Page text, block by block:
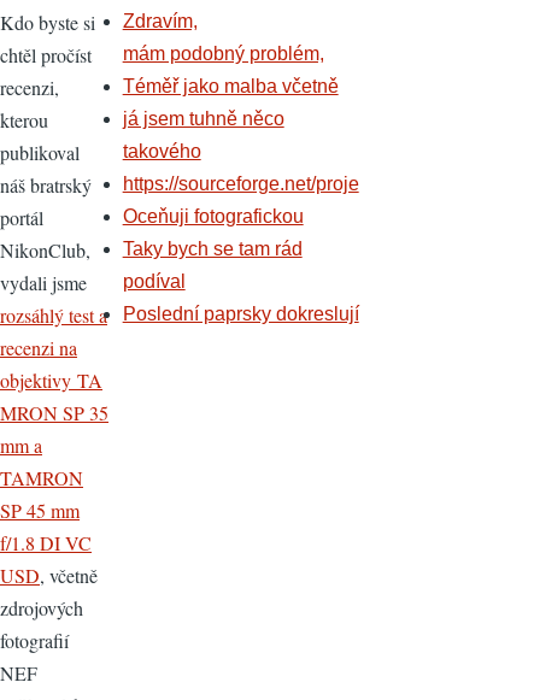
Kdo byste si
chtěl pročíst
recenzi,
kterou
publikoval
náš bratrský
portál
NikonClub,
vydali jsme
rozsáhlý test a
recenzi na
objektivy TA
MRON SP 35
mm a
TAMRON
SP 45 mm
f/1.8 DI VC
USD, včetně
zdrojových
fotografií
NEF
Zdravím,
mám podobný problém,
Téměř jako malba včetně
já jsem tuhně něco
takového
https://sourceforge.net/proje
Oceňuji fotografickou
Taky bych se tam rád
podíval
Poslední paprsky dokreslují